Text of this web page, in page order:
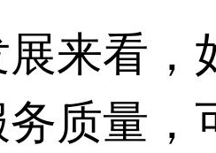
来看
质量